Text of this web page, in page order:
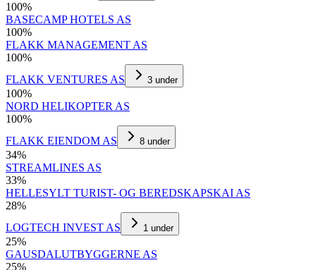
100%
BASECAMP HOTELS AS
100%
FLAKK MANAGEMENT AS
100%
FLAKK VENTURES AS
3 under
100%
NORD HELIKOPTER AS
100%
FLAKK EIENDOM AS
8 under
34%
STREAMLINES AS
33%
HELLESYLT TURIST- OG BEREDSKAPSKAI AS
28%
LOGTECH INVEST AS
1 under
25%
GAUSDALUTBYGGERNE AS
25%